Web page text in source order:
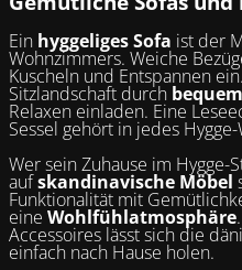
Ein hyggeliges Sofa ist der
Wohnzimmers. Weiche
Kuscheln und Entspannen
Sitzlandschaft durch
Relaxen einladen. Eine
Sessel gehört in jedes
Wer sein Zuhause im
aufskandinavische Möbel
Funktionalität mit
eine Wohlfühlatmosphäre
Accessoires lässt sich die
einfach nach Hause holen.